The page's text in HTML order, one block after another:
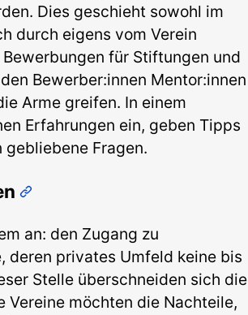
Dies geschieht sowohl im
durch eigens vom Verein
für Stiftungen und
Bewerber:innen Mentor:innen
Arme greifen. In einem
Erfahrungen ein, geben Tipps
Fragen.
an: den Zugang zu
deren privates Umfeld keine bis
Stelle überschneiden sich die
Vereine möchten die Nachteile,